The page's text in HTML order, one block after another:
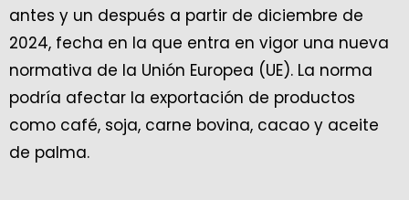
antes y un después a partir de diciembre de
2024, fecha en la que entra en vigor una nueva
normativa de la Unión Europea (UE). La norma
podría afectar la exportación de productos
como café, soja, carne bovina, cacao y aceite
de palma.